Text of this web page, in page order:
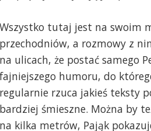
Wszystko tutaj jest na swoim
przechodniów, a rozmowy z
na ulicach, że postać samego
fajniejszego humoru, do
regularnie rzuca jakieś teksty
bardziej śmieszne. Można by
na kilka metrów, Pająk